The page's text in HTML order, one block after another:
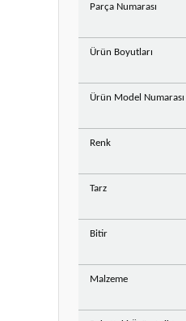
Parça Numarası
Ürün Boyutları
Ürün Model Numarası
Renk
Tarz
Bitir
Malzeme